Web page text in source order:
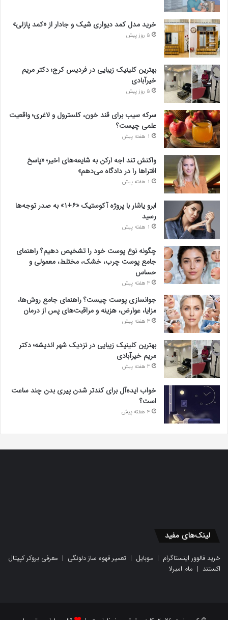
خرید مدل کمد دیواری شیک و جادار از «کمد پازلی»
5 روز پیش
بهترین کلینیک زیبایی در فردیس کرج؛ دکتر مریم
خیرآبادی
5 روز پیش
سرکه سیب برای قند خون، کلسترول و لاغری؛ واقعیت
علمی چیست؟
1 هفته پیش
واکنش تند اجه ارکن به شایعه‌های اخیر؛ «پاسخ
افتراها را در دادگاه می‌دهم»
1 هفته پیش
ابرو یاشار با پروژه آکوستیک «۶+۱» به صدر توجه‌ها
رسید
1 هفته پیش
چگونه نوع پوست خود را تشخیص دهیم؟ راهنمای
جامع پوست چرب، خشک، مختلط، معمولی و
حساس
3 هفته پیش
جوانسازی پوست چیست؟ راهنمای جامع روش‌ها،
مزایا، عوارض، هزینه و مراقبت‌های پس از درمان
3 هفته پیش
بهترین کلینیک زیبایی در نزدیک شهر اندیشه؛ دکتر
مریم خیرآبادی
3 هفته پیش
خواب ایده‌آل برای کندتر شدن پیری بدن چند ساعت
است؟
4 هفته پیش
لینک‌های مفید
خرید فالوور اینستاگرام | موبایل | تعمیر قهوه ساز دلونگی | معرفی بروکر کپیتال
اکستند | مام امبرلا